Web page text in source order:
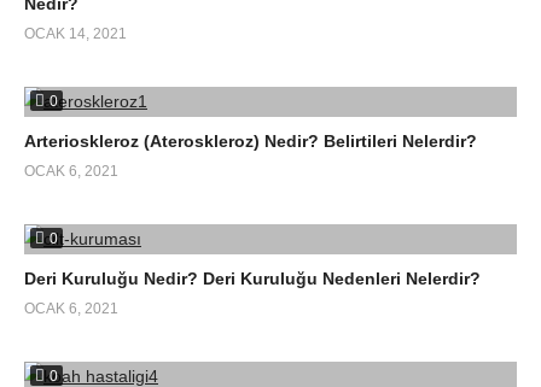
OCAK 14, 2021
0
Arterioskleroz (Ateroskleroz) Nedir? Belirtileri Nelerdir?
OCAK 6, 2021
0
Deri Kuruluğu Nedir? Deri Kuruluğu Nedenleri Nelerdir?
OCAK 6, 2021
0